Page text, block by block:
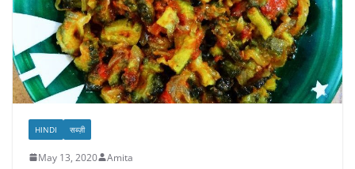
HINDI सब्ज़ी
May 13, 2020 Amita